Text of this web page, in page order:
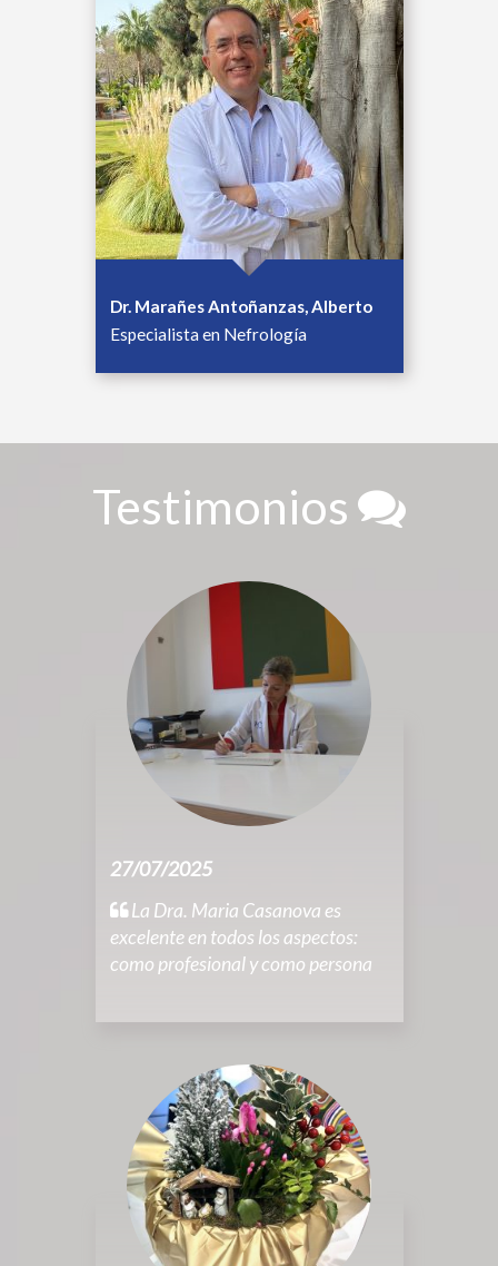
Dr. Marañes Antoñanzas, Alberto
Especialista en Nefrología
Testimonios
27/07/2025
La Dra. Maria Casanova es
excelente en todos los aspectos:
como profesional y como persona